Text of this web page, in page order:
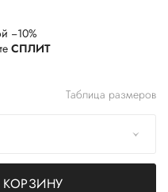
−10%
СПЛИТ
Таблица размеров